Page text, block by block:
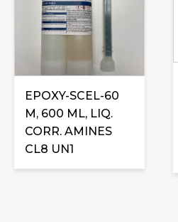
EPOXY-SCEL-60
M, 600 ML, LIQ.
CORR. AMINES
CL8 UN1